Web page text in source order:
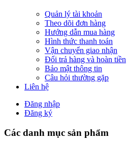
Quản lý tài khoản
Theo dõi đơn hàng
Hướng dẫn mua hàng
Hình thức thanh toán
Vận chuyển giao nhận
Đổi trả hàng và hoàn tiền
Bảo mật thông tin
Câu hỏi thường gặp
Liên hệ
Đăng nhập
Đăng ký
Các danh mục sản phẩm